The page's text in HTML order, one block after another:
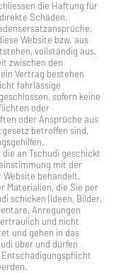
die Haftung für
Schäden,
Website bzw. aus
vollständig aus.
zwischen den
Vertrag bestehen
fahrlässige
sofern keine
oder
oder Ansprüche aus
betroffen sind.
an Tschudi geschickt
mit der
behandelt.
Materialien, die Sie per
schicken (Ideen, Bilder,
Anregungen
und nicht
und gehen in das
über und dürfen